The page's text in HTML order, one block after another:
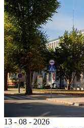
13 - 08 - 2026